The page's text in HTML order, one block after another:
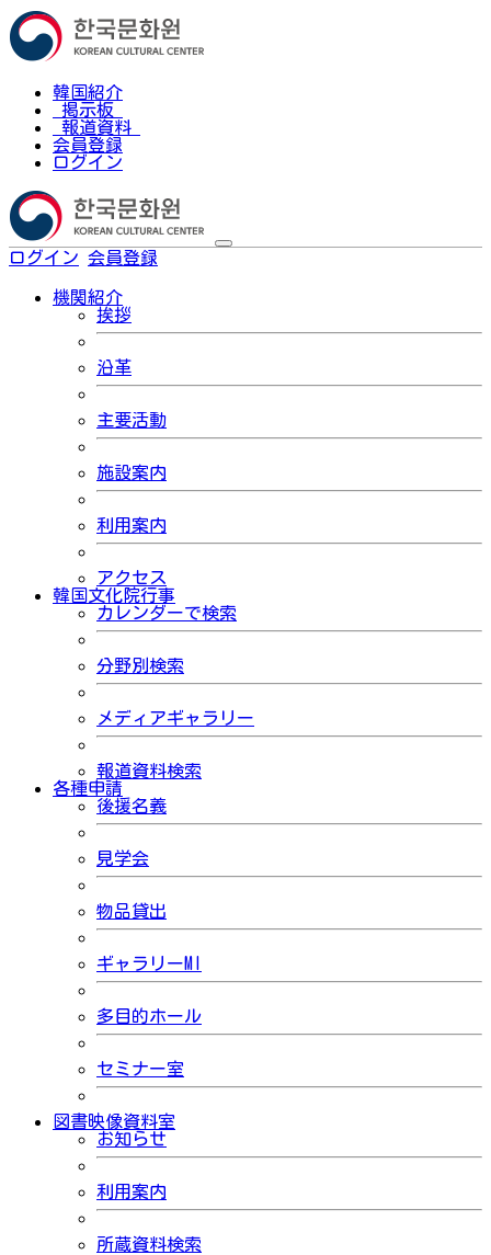
韓国紹介
掲示板
報道資料
会員登録
ログイン
ログイン 会員登録
機関紹介
挨拶
沿革
主要活動
施設案内
利用案内
アクセス
韓国文化院行事
カレンダーで検索
分野別検索
メディアギャラリー
報道資料検索
各種申請
後援名義
見学会
物品貸出
ギャラリーMI
多目的ホール
セミナー室
図書映像資料室
お知らせ
利用案内
所蔵資料検索